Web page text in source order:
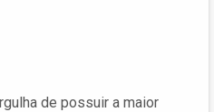
de possuir a maior